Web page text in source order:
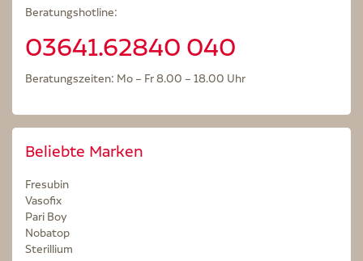
Beratungshotline:
03641.62840 040
Beratungszeiten: Mo – Fr 8.00 – 18.00 Uhr
Beliebte Marken
Fresubin
Vasofix
Pari Boy
Nobatop
Sterillium